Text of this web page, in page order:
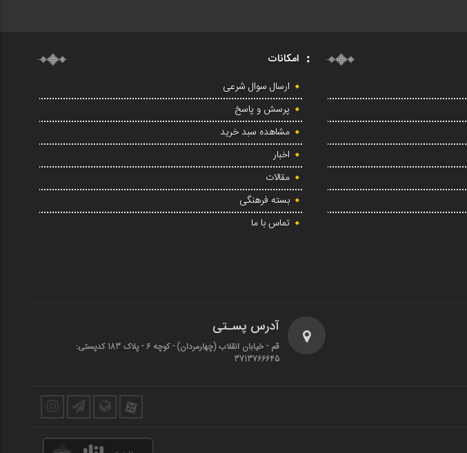
امکانات
ارسال سوال شرعی
پرسش و پاسخ
مشاهده سبد خرید
اخبار
مقالات
بسته فرهنگی
تماس با ما
آدرس پسـتی
قم - خیابان انقلاب (چهارمردان)‌ - کوچه 6 - پلاک 183 کدپستی:
3713766645